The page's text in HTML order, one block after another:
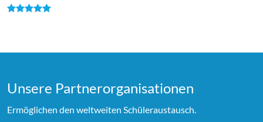
Unsere Partner­organi­sationen
Ermöglichen den weltweiten Schüleraustausch.